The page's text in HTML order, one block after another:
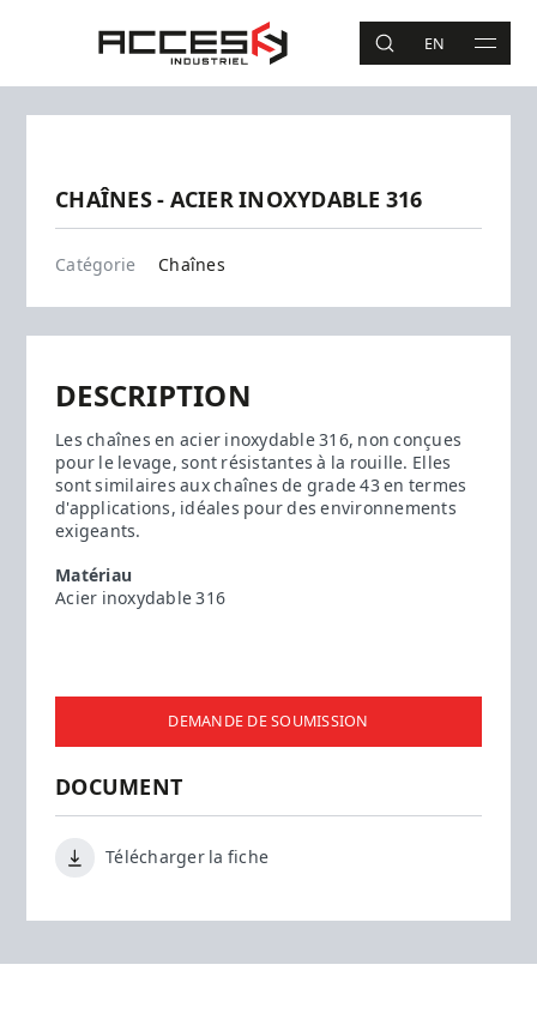
Accès Industriel
RECHERCHE
EN MAIN
Recherche
CHAÎNES - ACIER INOXYDABLE 316
Chaînes
Catégorie
Chaînes
DESCRIPTION
Les chaînes en acier inoxydable 316, non conçues
pour le levage, sont résistantes à la rouille. Elles
sont similaires aux chaînes de grade 43 en termes
d'applications, idéales pour des environnements
exigeants.
Matériau
Acier inoxydable 316
DEMANDE DE SOUMISSION
DOCUMENT
Télécharger la fiche